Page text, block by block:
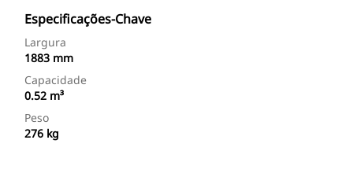
Especificações-Chave
Largura
1883 mm
Capacidade
0.52 m³
Peso
276 kg